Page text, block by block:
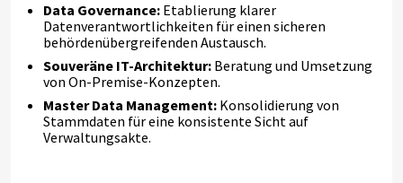
Data Governance: Etablierung klarer
Datenverantwortlichkeiten für einen sicheren
behördenübergreifenden Austausch.
Souveräne IT-Architektur: Beratung und Umsetzung
von On-Premise-Konzepten.
Master Data Management: Konsolidierung von
Stammdaten für eine konsistente Sicht auf
Verwaltungsakte.